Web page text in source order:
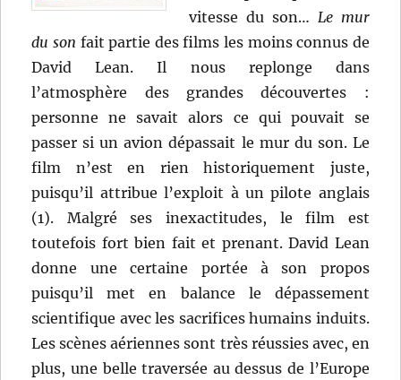
vitesse du son… Le mur
du son fait partie des films les moins connus de
David Lean. Il nous replonge dans
l’atmosphère des grandes découvertes :
personne ne savait alors ce qui pouvait se
passer si un avion dépassait le mur du son. Le
film n’est en rien historiquement juste,
puisqu’il attribue l’exploit à un pilote anglais
(1). Malgré ses inexactitudes, le film est
toutefois fort bien fait et prenant. David Lean
donne une certaine portée à son propos
puisqu’il met en balance le dépassement
scientifique avec les sacrifices humains induits.
Les scènes aériennes sont très réussies avec, en
plus, une belle traversée au dessus de l’Europe